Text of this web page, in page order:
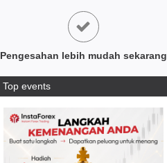
Pengesahan lebih mudah sekarang
Top events